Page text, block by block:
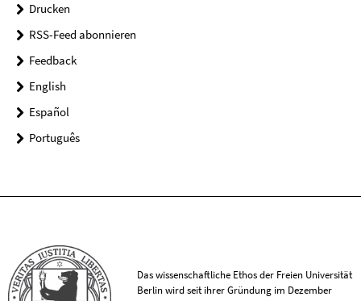
Drucken
RSS-Feed abonnieren
Feedback
English
Español
Português
Das wissenschaftliche Ethos der Freien Universität
Berlin wird seit ihrer Gründung im Dezember